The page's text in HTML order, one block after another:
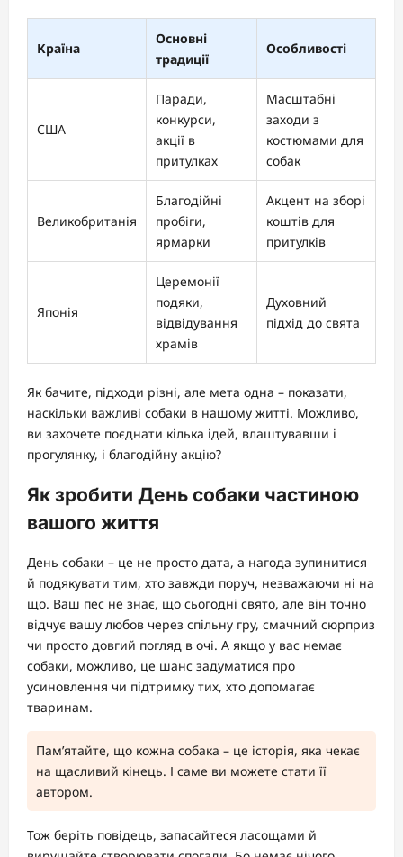
Країна
Основні
традиції
Особливості
США
Паради,
конкурси,
акції в
притулках
Масштабні
заходи з
костюмами для
собак
Великобританія
Благодійні
пробіги,
ярмарки
Акцент на зборі
коштів для
притулків
Японія
Церемонії
подяки,
відвідування
храмів
Духовний
підхід до свята
Як бачите, підходи різні, але мета одна – показати,
наскільки важливі собаки в нашому житті. Можливо,
ви захочете поєднати кілька ідей, влаштувавши і
прогулянку, і благодійну акцію?
Як зробити День собаки частиною
вашого життя
День собаки – це не просто дата, а нагода зупинитися
й подякувати тим, хто завжди поруч, незважаючи ні на
що. Ваш пес не знає, що сьогодні свято, але він точно
відчує вашу любов через спільну гру, смачний сюрприз
чи просто довгий погляд в очі. А якщо у вас немає
собаки, можливо, це шанс задуматися про
усиновлення чи підтримку тих, хто допомагає
тваринам.
Пам’ятайте, що кожна собака – це історія, яка чекає
на щасливий кінець. І саме ви можете стати її
автором.
Тож беріть повідець, запасайтеся ласощами й